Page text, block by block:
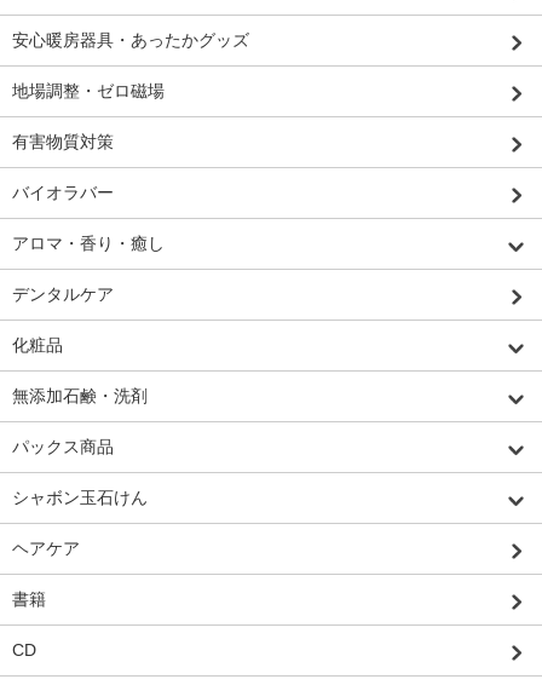
安心暖房器具・あったかグッズ
地場調整・ゼロ磁場
有害物質対策
バイオラバー
アロマ・香り・癒し
デンタルケア
化粧品
無添加石鹸・洗剤
パックス商品
シャボン玉石けん
ヘアケア
書籍
CD